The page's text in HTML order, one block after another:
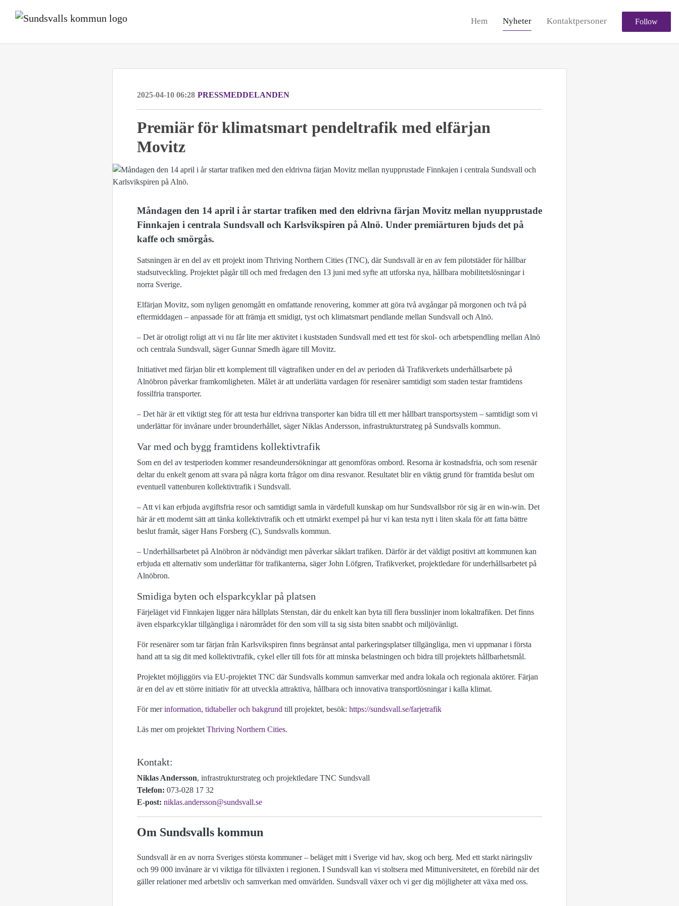
Hem Nyheter Kontaktpersoner Follow
2025-04-10 06:28 PRESSMEDDELANDEN
Premiär för klimatsmart pendeltrafik med elfärjan
Movitz
Måndagen den 14 april i år startar trafiken med den eldrivna färjan Movitz mellan nyupprustade
Finnkajen i centrala Sundsvall och Karlsvikspiren på Alnö. Under premiärturen bjuds det på
kaffe och smörgås.
Satsningen är en del av ett projekt inom Thriving Northern Cities (TNC), där Sundsvall är en av fem pilotstäder för hållbar
stadsutveckling. Projektet pågår till och med fredagen den 13 juni med syfte att utforska nya, hållbara mobilitetslösningar i
norra Sverige.
Elfärjan Movitz, som nyligen genomgått en omfattande renovering, kommer att göra två avgångar på morgonen och två på
eftermiddagen – anpassade för att främja ett smidigt, tyst och klimatsmart pendlande mellan Sundsvall och Alnö.
– Det är otroligt roligt att vi nu får lite mer aktivitet i kuststaden Sundsvall med ett test för skol- och arbetspendling mellan Alnö
och centrala Sundsvall, säger Gunnar Smedh ägare till Movitz.
Initiativet med färjan blir ett komplement till vägtrafiken under en del av perioden då Trafikverkets underhållsarbete på
Alnöbron påverkar framkomligheten. Målet är att underlätta vardagen för resenärer samtidigt som staden testar framtidens
fossilfria transporter.
– Det här är ett viktigt steg för att testa hur eldrivna transporter kan bidra till ett mer hållbart transportsystem – samtidigt som vi
underlättar för invånare under brounderhållet, säger Niklas Andersson, infrastrukturstrateg på Sundsvalls kommun.
Var med och bygg framtidens kollektivtrafik
Som en del av testperioden kommer resandeundersökningar att genomföras ombord. Resorna är kostnadsfria, och som resenär
deltar du enkelt genom att svara på några korta frågor om dina resvanor. Resultatet blir en viktig grund för framtida beslut om
eventuell vattenburen kollektivtrafik i Sundsvall.
– Att vi kan erbjuda avgiftsfria resor och samtidigt samla in värdefull kunskap om hur Sundsvallsbor rör sig är en win-win. Det
här är ett modernt sätt att tänka kollektivtrafik och ett utmärkt exempel på hur vi kan testa nytt i liten skala för att fatta bättre
beslut framåt, säger Hans Forsberg (C), Sundsvalls kommun.
– Underhållsarbetet på Alnöbron är nödvändigt men påverkar såklart trafiken. Därför är det väldigt positivt att kommunen kan
erbjuda ett alternativ som underlättar för trafikanterna, säger John Löfgren, Trafikverket, projektledare för underhållsarbetet på
Alnöbron.
Smidiga byten och elsparkcyklar på platsen
Färjeläget vid Finnkajen ligger nära hållplats Stenstan, där du enkelt kan byta till flera busslinjer inom lokaltrafiken. Det finns
även elsparkcyklar tillgängliga i närområdet för den som vill ta sig sista biten snabbt och miljövänligt.
För resenärer som tar färjan från Karlsvikspiren finns begränsat antal parkeringsplatser tillgängliga, men vi uppmanar i första
hand att ta sig dit med kollektivtrafik, cykel eller till fots för att minska belastningen och bidra till projektets hållbarhetsmål.
Projektet möjliggörs via EU-projektet TNC där Sundsvalls kommun samverkar med andra lokala och regionala aktörer. Färjan
är en del av ett större initiativ för att utveckla attraktiva, hållbara och innovativa transportlösningar i kalla klimat.
För merinformation, tidtabeller och bakgrund till projektet, besök: https://sundsvall.se/farjetrafik
Läs mer om projektet Thriving Northern Cities.
Kontakt:
Niklas Andersson, infrastrukturstrateg och projektledare TNC Sundsvall
Telefon: 073-028 17 32
E-post: niklas.andersson@sundsvall.se
Om Sundsvalls kommun
Sundsvall är en av norra Sveriges största kommuner – beläget mitt i Sverige vid hav, skog och berg. Med ett starkt näringsliv
och 99 000 invånare är vi viktiga för tillväxten i regionen. I Sundsvall kan vi stoltsera med Mittuniversitetet, en förebild när det
gäller relationer med arbetsliv och samverkan med omvärlden. Sundsvall växer och vi ger dig möjligheter att växa med oss.